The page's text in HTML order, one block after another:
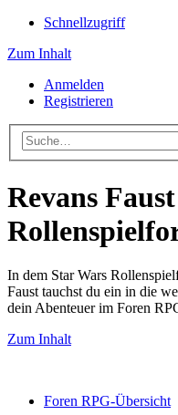
Schnellzugriff
Zum Inhalt
Anmelden
Registrieren
Revans
In dem Star Wars
Faust tauchst du ein in die
dein Abenteuer im Foren
Zum Inhalt
Foren RPG-Übersicht